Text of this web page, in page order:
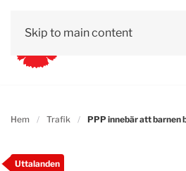
Skip to main content
Hem Trafik PPP innebär att barnen
Uttalanden